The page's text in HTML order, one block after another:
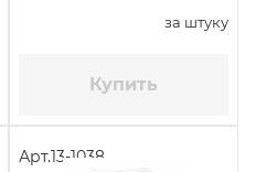
за штуку
Купить
Арт.13-1038